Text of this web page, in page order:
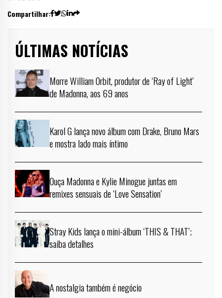
Compartilhar:
ÚLTIMAS NOTÍCIAS
Morre William Orbit, produtor de ‘Ray of Light’
de Madonna, aos 69 anos
Karol G lança novo álbum com Drake, Bruno Mars
e mostra lado mais íntimo
Ouça Madonna e Kylie Minogue juntas em
remixes sensuais de ‘Love Sensation’
Stray Kids lança o mini-álbum ‘THIS & THAT’;
saiba detalhes
A nostalgia também é negócio